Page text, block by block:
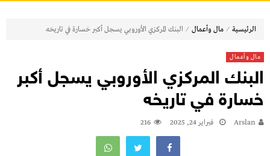
الرئيسية ⁄ مال وأعمال ⁄ البنك المركزي الأوروبي يسجل أكبر خسارة في تاريخه
مال وأعمال
البنك المركزي الأوروبي يسجل أكبر
خسارة في تاريخه
Arslan فبراير 24, 2025 216